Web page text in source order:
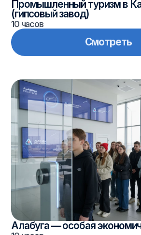
Алабуга — особая
10 часов
Смотреть